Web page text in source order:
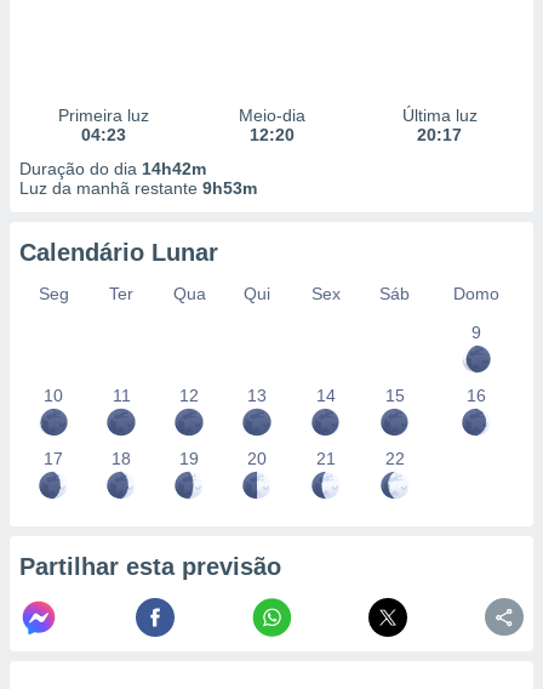
Primeira luz
04:23
Meio-dia
12:20
Última luz
20:17
Duração do dia 14h42m
Luz da manhã restante 9h53m
Calendário Lunar
Seg Ter Qua Qui Sex Sáb
Domo
9
10 11 12 13 14 15 16
17 18 19 20 21 22
Partilhar esta previsão